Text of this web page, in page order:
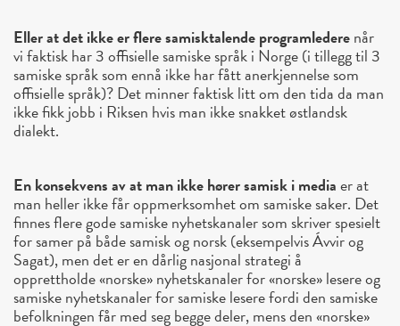
Eller at det ikke er flere samisktalende programlederenår
vi faktisk har 3 offisielle samiske språk i Norge (i tillegg til 3
samiske språk som ennå ikke har fått anerkjennelse som
offisielle språk)? Det minner faktisk litt om den tida da man
ikke fikk jobb i Riksen hvis man ikke snakket østlandsk
dialekt.
En konsekvens av at man ikke hører samisk i mediaer at
man heller ikke får oppmerksomhet om samiske saker. Det
finnes flere gode samiske nyhetskanaler som skriver spesielt
for samer på både samisk og norsk (eksempelvis Ávvir og
Sagat), men det er en dårlig nasjonal strategi å
opprettholde «norske» nyhetskanaler for «norske» lesere og
samiske nyhetskanaler for samiske lesere fordi den samiske
befolkningen får med seg begge deler, mens den «norske»